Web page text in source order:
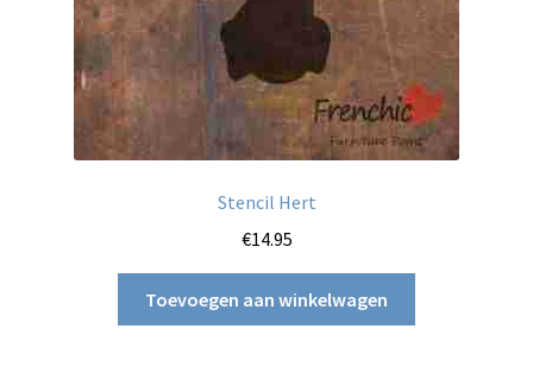
Stencil Hert
€14.95
Toevoegen aan winkelwagen